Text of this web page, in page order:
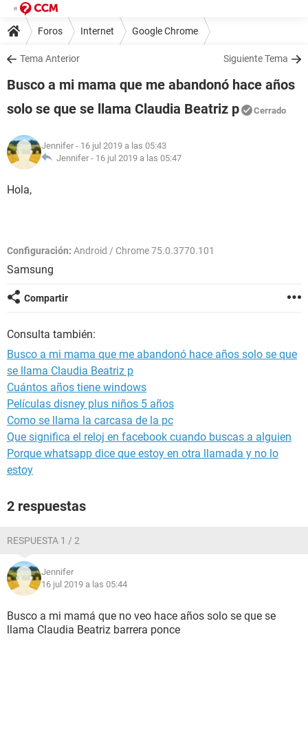
Foros Internet Google Chrome
Tema Anterior Siguiente Tema
Busco a mi mama que me abandonó hace años
solo se que se llama Claudia Beatriz p
Cerrado
Jennifer - 16 jul 2019 a las 05:43
Jennifer - 16 jul 2019 a las 05:47
Hola,
Configuración: Android / Chrome 75.0.3770.101
Samsung
Compartir
Consulta también:
Busco a mi mama que me abandonó hace años solo se que
se llama Claudia Beatriz p
Cuántos años tiene windows
Películas disney plus niños 5 años
Como se llama la carcasa de la pc
Que significa el reloj en facebook cuando buscas a alguien
Porque whatsapp dice que estoy en otra llamada y no lo
estoy
2 respuestas
RESPUESTA 1 / 2
Jennifer
16 jul 2019 a las 05:44
Busco a mi mamá que no veo hace años solo se que se
llama Claudia Beatriz barrera ponce